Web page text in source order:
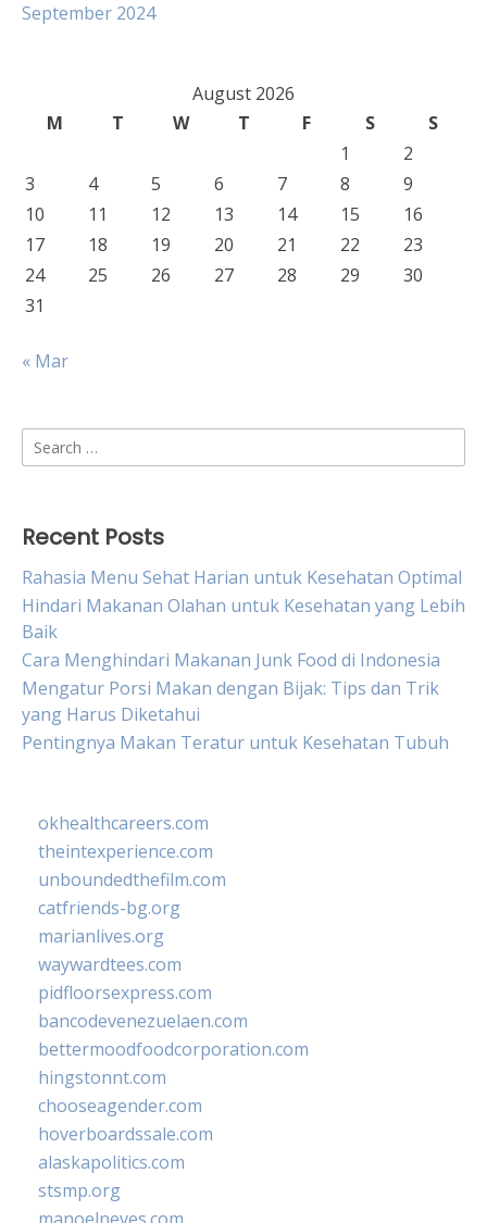
September 2024
August 2026
M
T W T F S
S
1
2
3
4 5 6 7 8
9
10
11 12 13 14 15
16
17
18 19 20 21 22
23
24
25 26 27 28 29
30
31
« Mar
Search
for:
Recent Posts
Rahasia Menu Sehat Harian untuk Kesehatan Optimal
Hindari Makanan Olahan untuk Kesehatan yang Lebih
Baik
Cara Menghindari Makanan Junk Food di Indonesia
Mengatur Porsi Makan dengan Bijak: Tips dan Trik
yang Harus Diketahui
Pentingnya Makan Teratur untuk Kesehatan Tubuh
okhealthcareers.com
theintexperience.com
unboundedthefilm.com
catfriends-bg.org
marianlives.org
waywardtees.com
pidfloorsexpress.com
bancodevenezuelaen.com
bettermoodfoodcorporation.com
hingstonnt.com
chooseagender.com
hoverboardssale.com
alaskapolitics.com
stsmp.org